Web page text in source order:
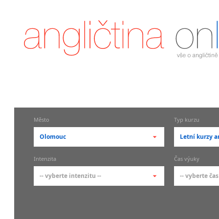
Město
Olomouc
-- vyberte město --
pražské městské části
Typ kurzu
Letní kurzy
-- vyberte
Intenzita
-- vyberte intenzitu --
Čas výuky
-- vyberte